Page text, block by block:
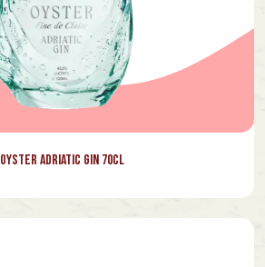
Oyster Adriatic Gin 70cl